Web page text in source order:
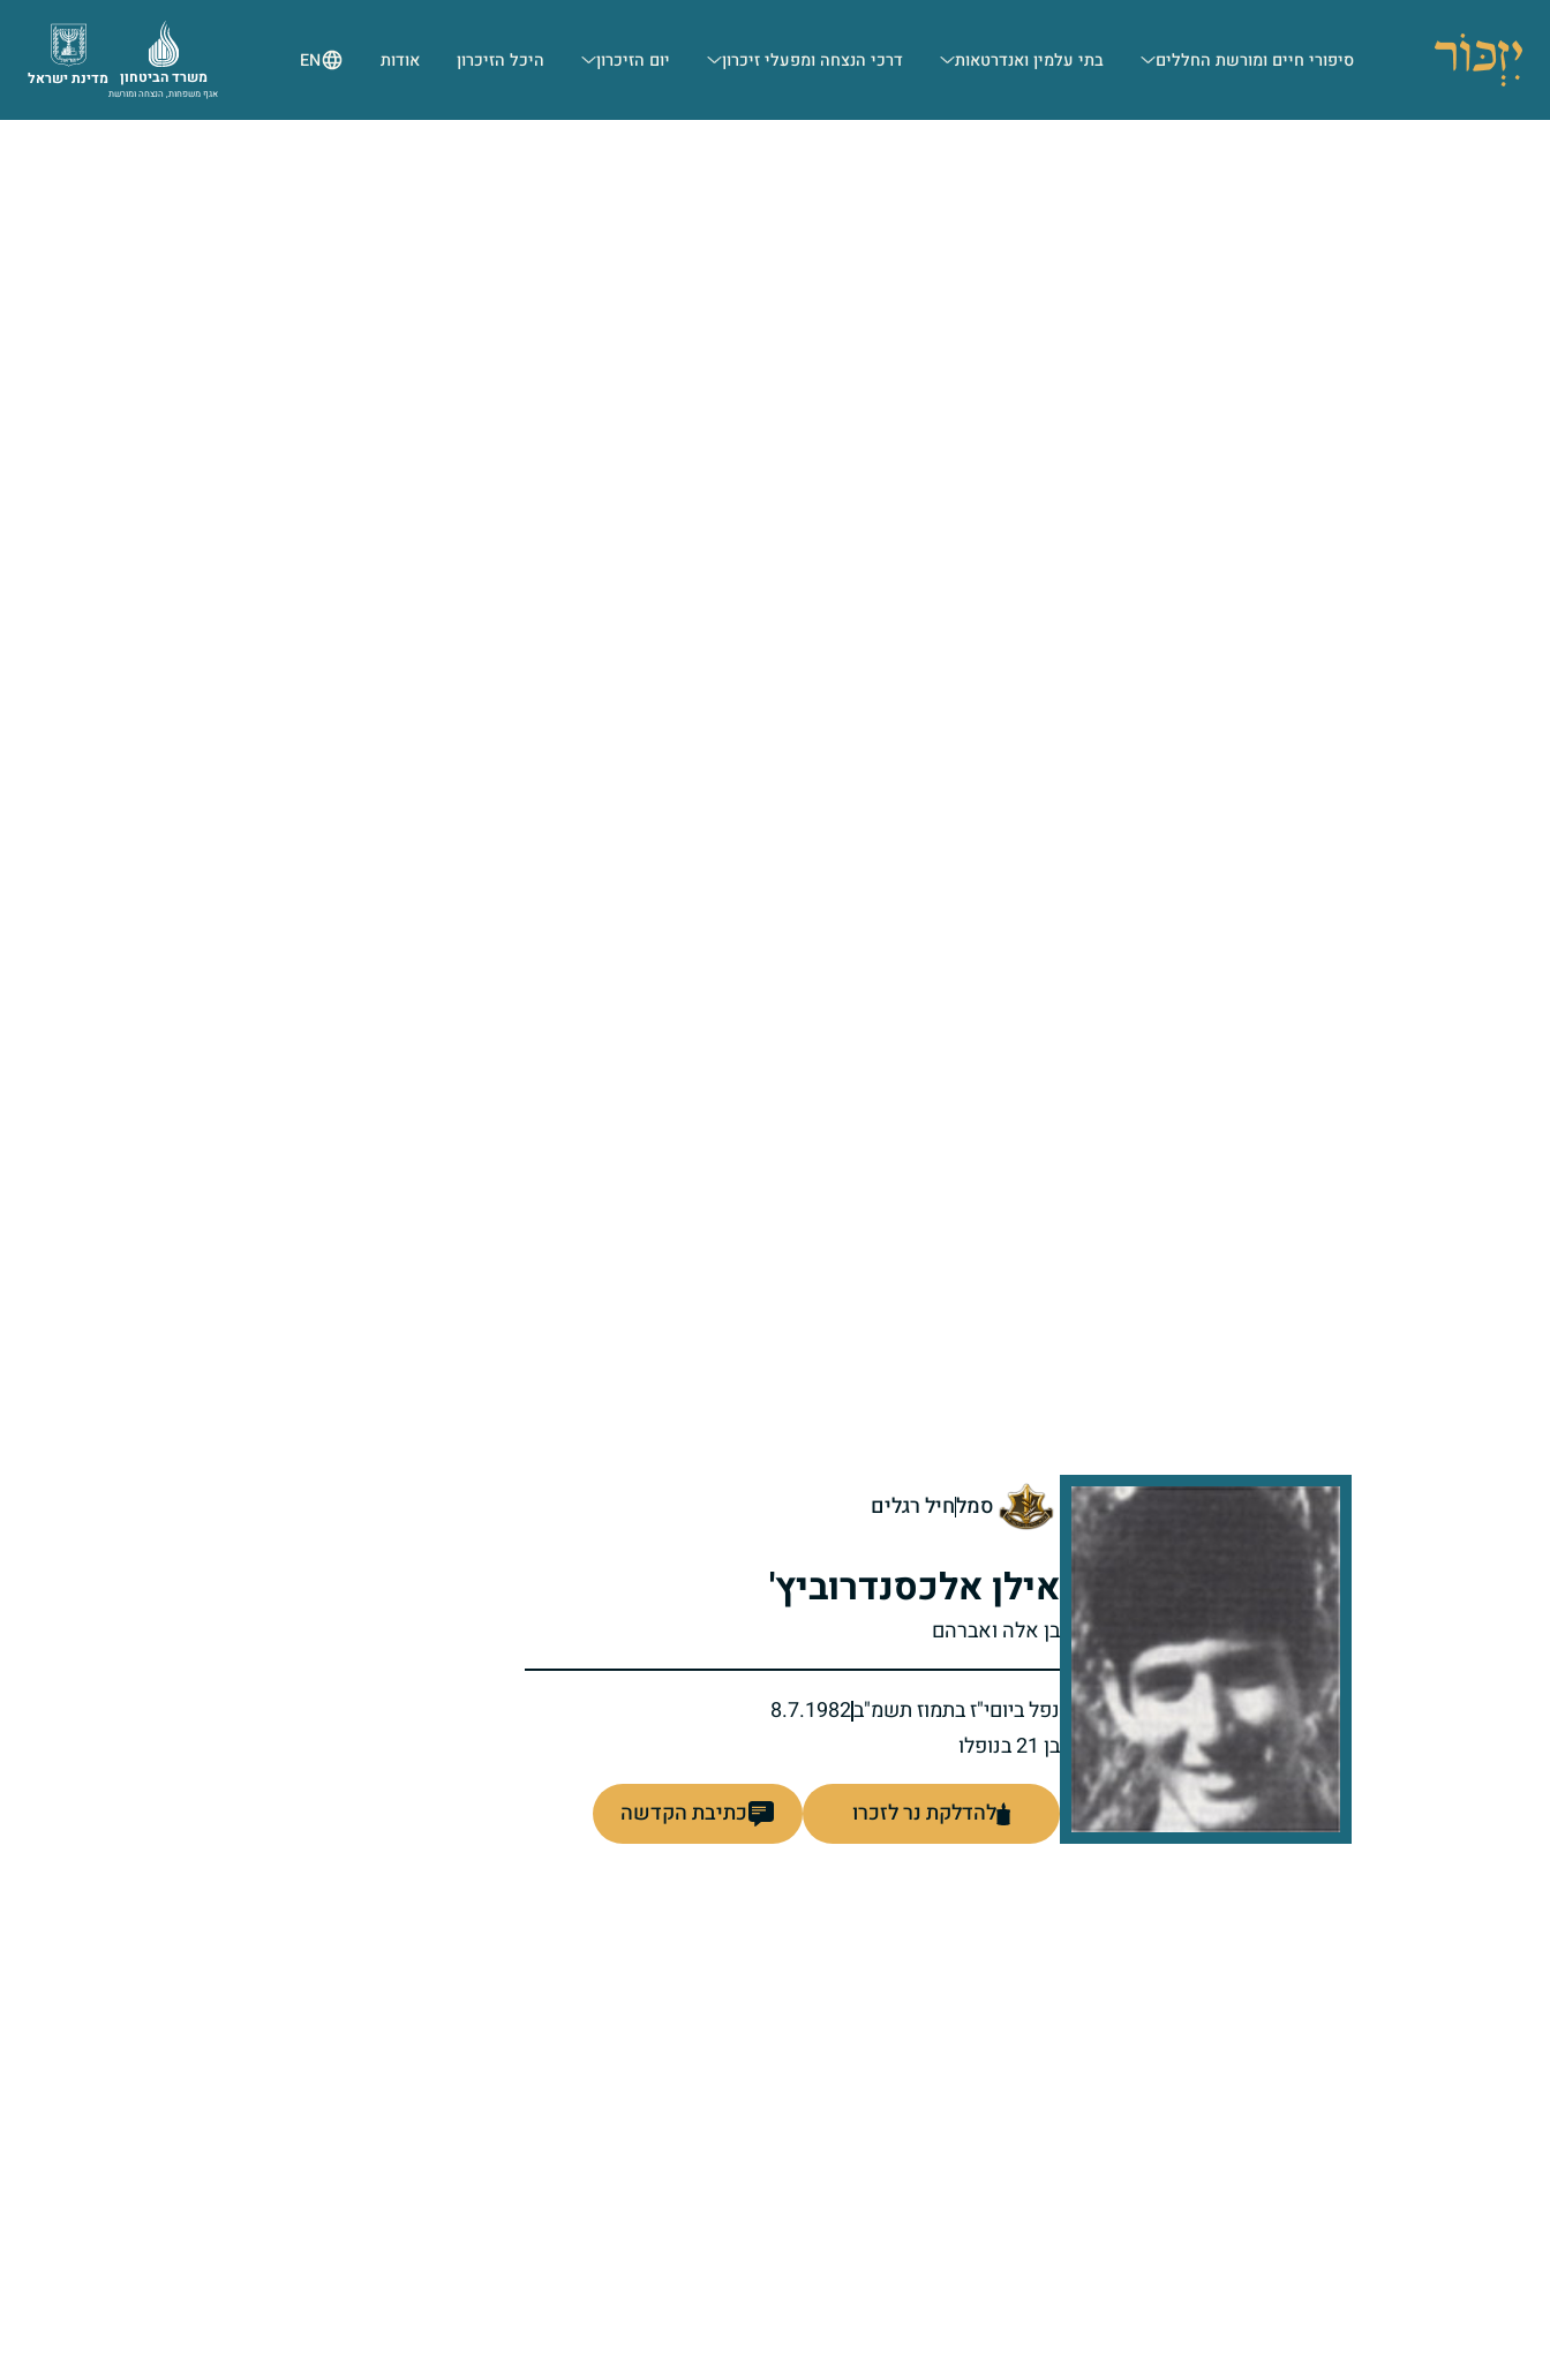
סיפורי חיים ומורשת החללים בתי עלמין ואנדרטאות דרכי הנצחה ומפעלי זיכרון יום הזיכרון היכל הזיכרון אודות EN
מדינת ישראל משרד הביטחון
אגף משפחות, הנצחה ומורשת
סמלחיל רגלים
אילן אלכסנדרוביץ'
בן אלה ואברהם
נפל ביוםי"ז בתמוז תשמ"ב8.7.1982
בן 21 בנופלו
להדלקת נר לזכרו כתיבת הקדשה